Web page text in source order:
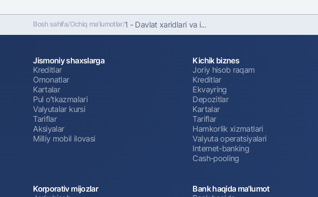
Bosh sahifa/Ochiq ma'lumotlar/1 - Davlat xaridlari va i...
Jismoniy shaxslarga
Kreditlar
Omonatlar
Kartalar
Pul oʻtkazmalari
Valyutalar kursi
Tariflar
Aksiyalar
Milliy mobil ilovasi
Kichik biznes
Joriy hisob raqam
Kreditlar
Ekvayring
Depozitlar
Kartalar
Tariflar
Hamkorlik xizmatlari
Valyuta operatsiyalari
Internet-banking
Cash-pooling
Korporativ mijozlar
Bank haqida ma'lumot